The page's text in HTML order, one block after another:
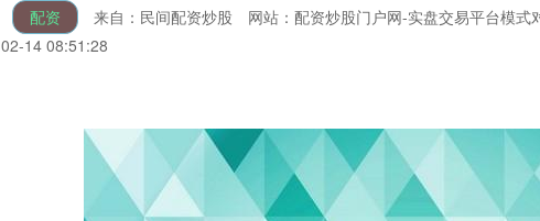
配资 来自：民间配资炒股 网站：配资炒股门户网-实盘交易平台模式
02-14 08:51:28